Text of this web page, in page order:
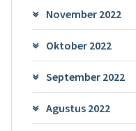
November 2022
Oktober 2022
September 2022
Agustus 2022